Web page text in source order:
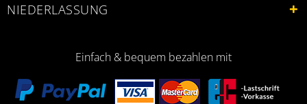
NIEDERLASSUNG
Einfach & bequem bezahlen mit